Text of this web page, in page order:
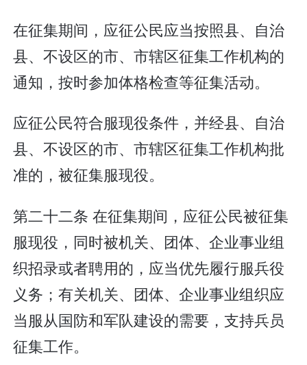
在征集期间，应征公民应当按照县、自治
县、不设区的市、市辖区征集工作机构的
通知，按时参加体格检查等征集活动。
应征公民符合服现役条件，并经县、自治
县、不设区的市、市辖区征集工作机构批
准的，被征集服现役。
第二十二条 在征集期间，应征公民被征集
服现役，同时被机关、团体、企业事业组
织招录或者聘用的，应当优先履行服兵役
义务；有关机关、团体、企业事业组织应
当服从国防和军队建设的需要，支持兵员
征集工作。